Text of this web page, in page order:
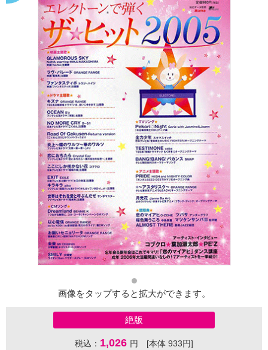
画像をタップすると拡大ができます。
絶版
税込： 1,026 円 [本体 933円]